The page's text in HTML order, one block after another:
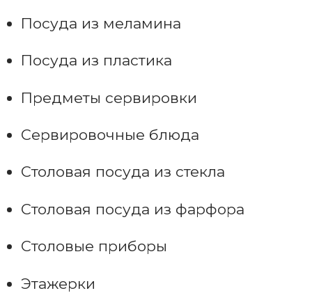
Посуда из меламина
Посуда из пластика
Предметы сервировки
Сервировочные блюда
Столовая посуда из стекла
Столовая посуда из фарфора
Столовые приборы
Этажерки